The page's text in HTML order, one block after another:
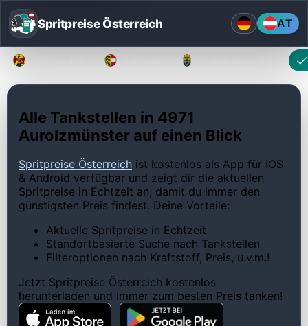
Spritpreise Österreich AT
Alle Tankstellen in 4971
Aurolzmünster auf einen Blick
Spritpreise Österreich ist kostenlos als App für iOS
& Android verfügbar und zeigt dir die aktuellen
Spritpreise in Echtzeit an, damit du immer den
günstigsten Preis findest. Deine Vorteile:
Aktuelle Spritpreise in Echtzeit
Standortbasierte Suche nach Tankstellen
Filteroptionen nach Kraftstoff, Preis, u.v.m.!
Jetzt Spritpreise Österreich kostenlos
herunterladen und immer zum besten Preis tanken!